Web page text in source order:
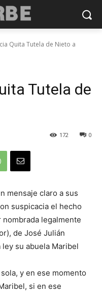
Quita Tutela de Nieto a
Tutela de
0
172
mensaje claro a sus
suspicacia el hecho
legalmente
de José Julián
su abuela Maribel
y en ese momento
si en ese